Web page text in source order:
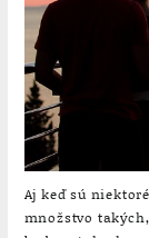
Aj keď sú
množstvo